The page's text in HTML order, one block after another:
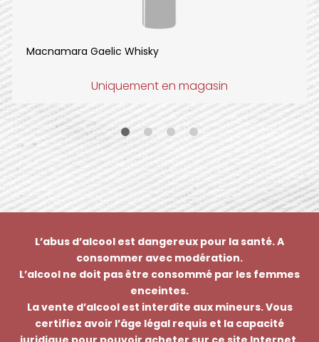
Macnamara Gaelic Whisky
Uniquement en magasin
L’abus d’alcool est dangereux pour la santé. A
consommer avec modération.
L’alcool ne doit pas être consommé par les femmes
enceintes.
La vente d’alcool est interdite aux mineurs. Vous
certifiez avoir l’âge légal requis et la capacité